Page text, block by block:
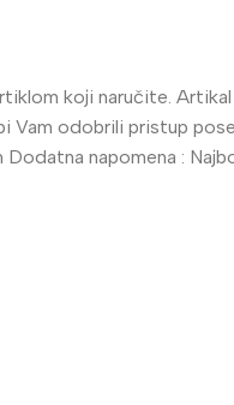
koji naručite.
Vam odobrili pristup
Dodatna napomena :